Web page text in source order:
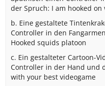
der Spruch: I am hooked
b. Eine gestaltete
Controller in den
Hooked squids platoon
c. Ein gestalteter Cartoon-
Controller in der Hand und
with your best videogame